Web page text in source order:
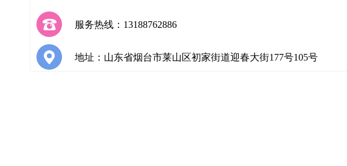
服务热线：13188762886
地址：山东省烟台市莱山区初家街道迎春大街177号105号